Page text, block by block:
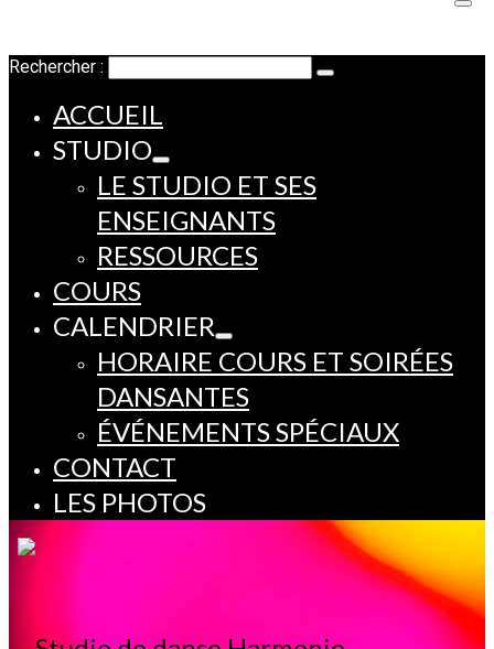
Rechercher :
ACCUEIL
STUDIO
LE STUDIO ET SES
ENSEIGNANTS
RESSOURCES
COURS
CALENDRIER
HORAIRE COURS ET SOIRÉES
DANSANTES
ÉVÉNEMENTS SPÉCIAUX
CONTACT
LES PHOTOS